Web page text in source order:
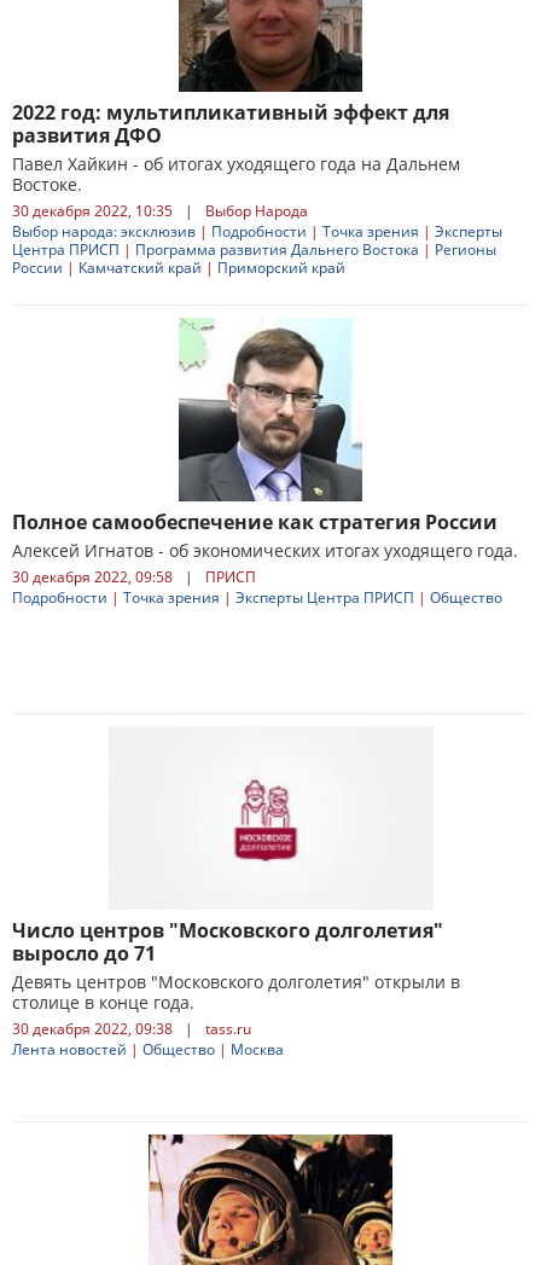
2022 год: мультипликативный эффект для
развития ДФО
Павел Хайкин - об итогах уходящего года на Дальнем
Востоке.
30 декабря 2022, 10:35 |
Выбор Народа
Выбор народа: эксклюзив | Подробности | Точка зрения | Эксперты
Центра ПРИСП | Программа развития Дальнего Востока | Регионы
России | Камчатский край | Приморский край
Полное самообеспечение как стратегия России
Алексей Игнатов - об экономических итогах уходящего года.
30 декабря 2022, 09:58 |
ПРИСП
Подробности | Точка зрения | Эксперты Центра ПРИСП | Общество
Число центров "Московского долголетия"
выросло до 71
Девять центров "Московского долголетия" открыли в
столице в конце года.
30 декабря 2022, 09:38 |
tass.ru
Лента новостей | Общество | Москва